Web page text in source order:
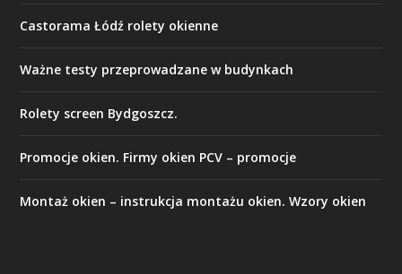
Castorama Łódź rolety okienne
Ważne testy przeprowadzane w budynkach
Rolety screen Bydgoszcz.
Promocje okien. Firmy okien PCV – promocje
Montaż okien – instrukcja montażu okien. Wzory okien